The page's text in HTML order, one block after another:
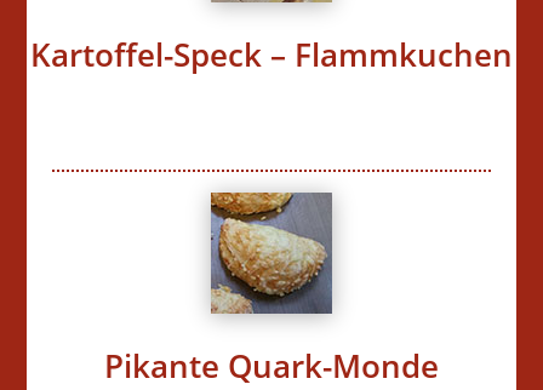
Kartoffel-Speck – Flammkuchen
Pikante Quark-Monde